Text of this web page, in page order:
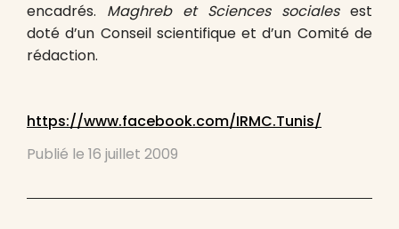
encadrés. Maghreb et Sciences socialesest
doté d’un Conseil scientifique et d’un Comité de
rédaction.
https://www.facebook.com/IRMC.Tunis/
Publié le 16 juillet 2009